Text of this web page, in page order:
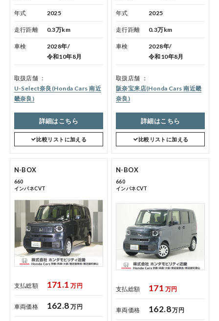
各店舗へのお問い合わせ
コーポレートサイト
点検・整備のご予約
各店舗へのお問い合わせ
年式 2025
走行距離 0.3万km
車検
2028年/
令和10年8月
取扱店舗
U-Select奈良(Honda Cars 南近
畿奈良)
詳細はこちら
比較リストに加える
年式 2025
走行距離 0.3万km
車検
2028年/
令和10年8月
取扱店舗
阪奈宝来店(Honda Cars 南近畿
奈良)
詳細はこちら
比較リストに加える
N-BOX
660
インパネCVT
支払総額 171.1 万円
車両価格 162.8 万円
N-BOX
660
インパネCVT
支払総額 171 万円
車両価格 162.8万円